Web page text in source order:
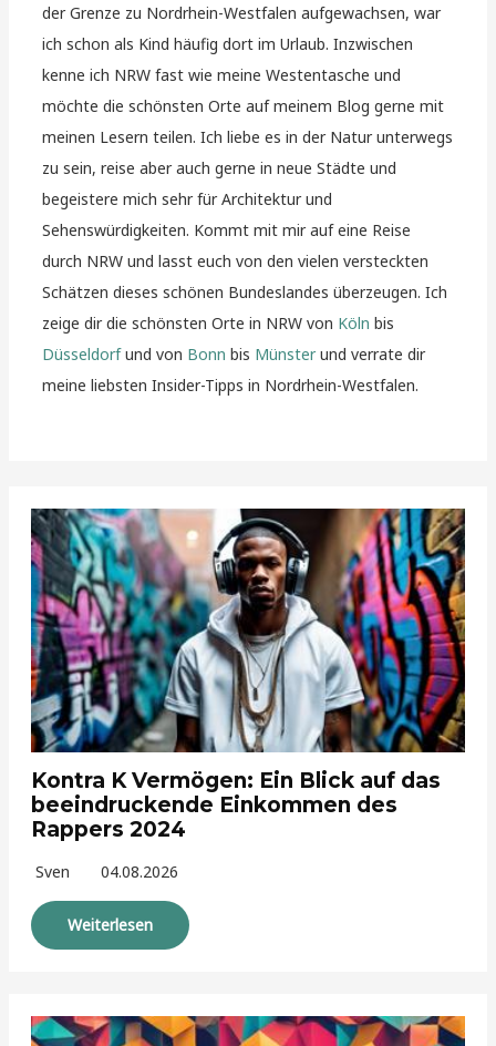
der Grenze zu Nordrhein-Westfalen aufgewachsen, war
ich schon als Kind häufig dort im Urlaub. Inzwischen
kenne ich NRW fast wie meine Westentasche und
möchte die schönsten Orte auf meinem Blog gerne mit
meinen Lesern teilen. Ich liebe es in der Natur unterwegs
zu sein, reise aber auch gerne in neue Städte und
begeistere mich sehr für Architektur und
Sehenswürdigkeiten. Kommt mit mir auf eine Reise
durch NRW und lasst euch von den vielen versteckten
Schätzen dieses schönen Bundeslandes überzeugen. Ich
zeige dir die schönsten Orte in NRW von Köln bis
Düsseldorfund von Bonn bis Münsterund verrate dir
meine liebsten Insider-Tipps in Nordrhein-Westfalen.
Kontra K Vermögen: Ein Blick auf das
beeindruckende Einkommen des
Rappers 2024
Sven 04.08.2026
Weiterlesen